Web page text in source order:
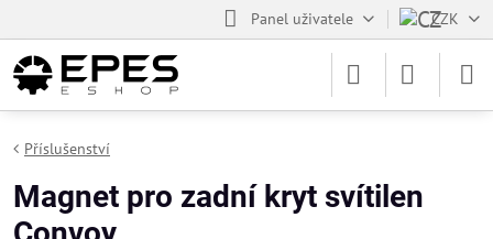
Panel uživatele CZK
Příslušenství
Magnet pro zadní kryt svítilen